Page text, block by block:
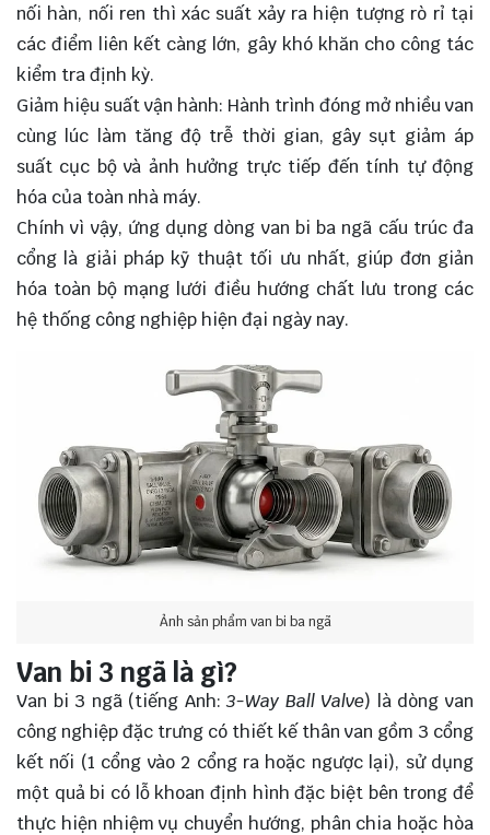
nối hàn, nối ren thì xác suất xảy ra hiện tượng rò rỉ tại
các điểm liên kết càng lớn, gây khó khăn cho công tác
kiểm tra định kỳ.
Giảm hiệu suất vận hành: Hành trình đóng mở nhiều van
cùng lúc làm tăng độ trễ thời gian, gây sụt giảm áp
suất cục bộ và ảnh hưởng trực tiếp đến tính tự động
hóa của toàn nhà máy.
Chính vì vậy, ứng dụng dòng van bi ba ngã cấu trúc đa
cổng là giải pháp kỹ thuật tối ưu nhất, giúp đơn giản
hóa toàn bộ mạng lưới điều hướng chất lưu trong các
hệ thống công nghiệp hiện đại ngày nay.
Ảnh sản phẩm van bi ba ngã
Van bi 3 ngã là gì?
Van bi 3 ngã (tiếng Anh:3-Way Ball Valve) là dòng van
công nghiệp đặc trưng có thiết kế thân van gồm 3 cổng
kết nối (1 cổng vào 2 cổng ra hoặc ngược lại), sử dụng
một quả bi có lỗ khoan định hình đặc biệt bên trong để
thực hiện nhiệm vụ chuyển hướng, phân chia hoặc hòa